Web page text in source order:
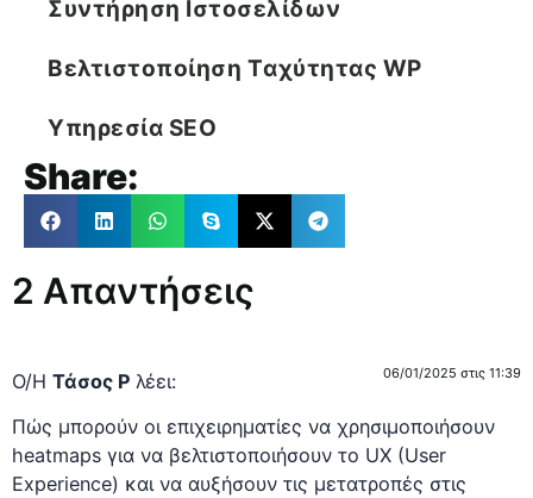
Συντήρηση Ιστοσελίδων
Βελτιστοποίηση Tαχύτητας WP
Υπηρεσία SEO
Share:
2 Απαντήσεις
Ο/Η Τάσος Ρ λέει: 06/01/2025 στις 11:39
Πώς μπορούν οι επιχειρηματίες να χρησιμοποιήσουν
heatmaps για να βελτιστοποιήσουν το UX (User
Experience) και να αυξήσουν τις μετατροπές στις